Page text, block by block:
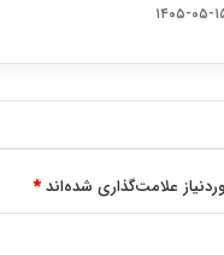
۰۵-۱۵
علامت‌گذاری شده‌اند*